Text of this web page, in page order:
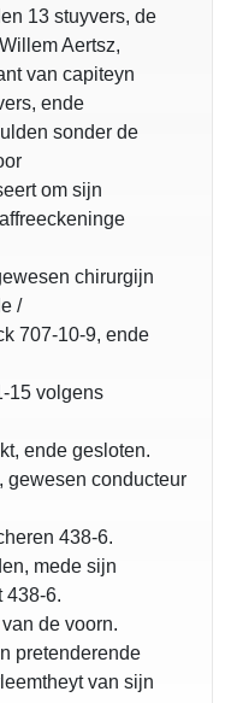
13 stuyvers, de
Aertsz,
van capiteyn
ende
sonder de
om sijn
chirurgijn
/
707-10-9, ende
15 volgens
ende gesloten.
gewesen conducteur
438-6.
mede sijn
438-6.
de voorn.
pretenderende
van sijn